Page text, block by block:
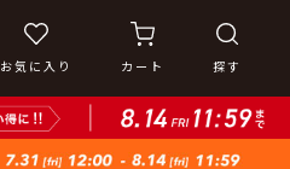
お気に入り カート 探す